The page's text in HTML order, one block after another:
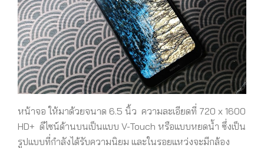
หน้าจอ ให้มาด้วยจนาด 6.5 นิ้ว ความละเอียดที่ 720 x 1600
HD+ ดีไซน์ด้านบนเป็นแบบ V-Touch หรือแบบหยดน้ำ ซึ่งเป็น
รูปแบบที่กำลังได้รับความนิยม และในรอยแหว่งจะมีกล้อง